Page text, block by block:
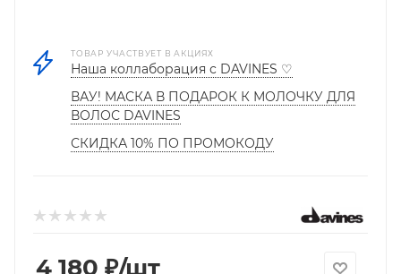
ТОВАР УЧАСТВУЕТ В АКЦИЯХ
Наша коллаборация с DAVINES ♡
ВАУ! МАСКА В ПОДАРОК К МОЛОЧКУ ДЛЯ
ВОЛОС DAVINES
СКИДКА 10% ПО ПРОМОКОДУ
4 180 ₽/шт